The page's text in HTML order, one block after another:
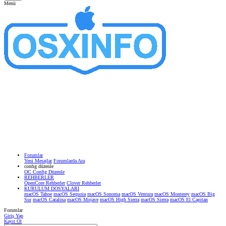
Menü
Forumlar
Yeni Mesajlar Forumlarda Ara
confıg düzenle
OC Config Düzenle
REHBERLER
OpenCore Rehberler Clover Rehberler
KURULUM DOSYALARI
macOS Tahoe macOS Sequoia macOS Sonoma macOS Ventura macOS Monterey macOS Big
Sur macOS Catalina macOS Mojave macOS High Sierra macOS Sierra macOS El Capitan
Forumlar
Giriş Yap
Kayıt Ol